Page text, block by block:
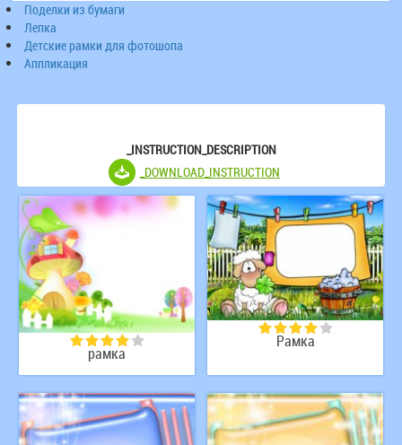
Поделки из бумаги
Лепка
Детские рамки для фотошопа
Аппликация
_INSTRUCTION_DESCRIPTION
_DOWNLOAD_INSTRUCTION
рамка
Рамка